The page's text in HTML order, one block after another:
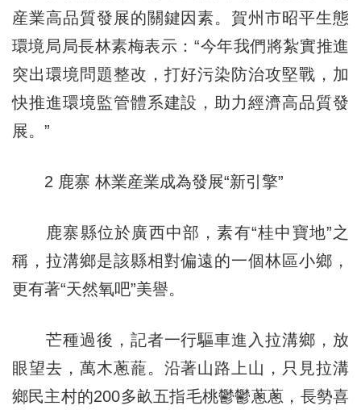
産業高品質發展的關鍵因素。賀州市昭平生態
環境局局長林素梅表示：“今年我們將紮實推進
突出環境問題整改，打好污染防治攻堅戰，加
快推進環境監管體系建設，助力經濟高品質發
展。”
2 鹿寨 林業産業成為發展“新引擎”
鹿寨縣位於廣西中部，素有“桂中寶地”之
稱，拉溝鄉是該縣相對偏遠的一個林區小鄉，
更有著“天然氧吧”美譽。
芒種過後，記者一行驅車進入拉溝鄉，放
眼望去，萬木蔥蘢。沿著山路上山，只見拉溝
鄉民主村的200多畝五指毛桃鬱鬱蔥蔥，長勢喜